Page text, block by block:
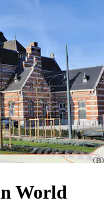
World